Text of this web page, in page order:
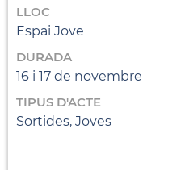
LLOC
Espai Jove
DURADA
16 i 17 de novembre
TIPUS D'ACTE
Sortides, Joves